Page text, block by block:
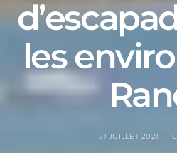
les
21 JUILLET 2021